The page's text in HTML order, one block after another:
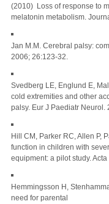
(2010) Loss of response to
melatonin metabolism.
Jan M.M. Cerebral palsy:
2006; 26:123-32.
Svedberg LE, Englund E,
cold extremities and other
palsy. Eur J Paediatr Neurol.
Hill CM, Parker RC, Allen P,
function in children with
equipment: a pilot study.
Hemmingsson H,
need for parental